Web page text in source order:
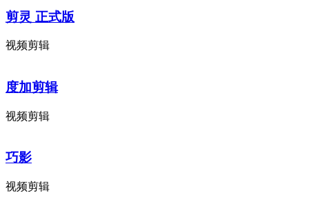
剪灵 正式版
视频剪辑
度加剪辑
视频剪辑
巧影
视频剪辑